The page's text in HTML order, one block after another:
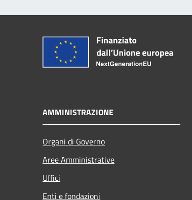
AMMINISTRAZIONE
Organi di Governo
Aree Amministrative
Uffici
Enti e fondazioni